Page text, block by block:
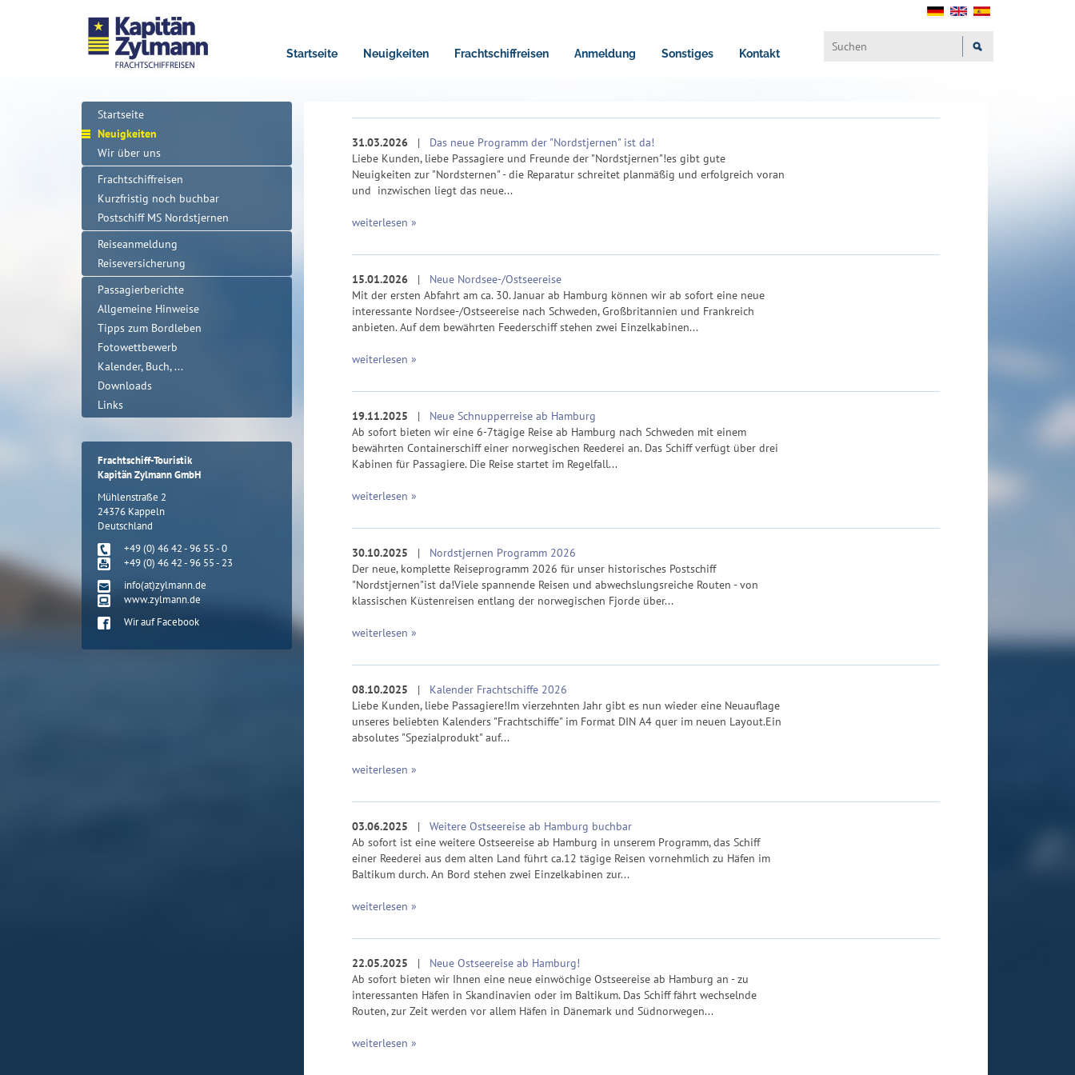
Startseite Neuigkeiten Frachtschiffreisen Anmeldung Sonstiges Kontakt
Startseite
Neuigkeiten
Wir über uns
Frachtschiffreisen
Kurzfristig noch buchbar
Postschiff MS Nordstjernen
Reiseanmeldung
Reiseversicherung
Passagierberichte
Allgemeine Hinweise
Tipps zum Bordleben
Fotowettbewerb
Kalender, Buch, ...
Downloads
Links
Frachtschiff-Touristik
Kapitän Zylmann GmbH
Mühlenstraße 2
24376 Kappeln
Deutschland
+49 (0) 46 42 - 96 55 - 0
+49 (0) 46 42 - 96 55 - 23
info(at)zylmann.de
www.zylmann.de
Wir auf Facebook
31.03.2026| Das neue Programm der "Nordstjernen" ist da!
Liebe Kunden, liebe Passagiere und Freunde der "Nordstjernen"!es gibt gute
Neuigkeiten zur "Nordsternen" - die Reparatur schreitet planmäßig und erfolgreich voran
und inzwischen liegt das neue...
weiterlesen »
15.01.2026| Neue Nordsee-/Ostseereise
Mit der ersten Abfahrt am ca. 30. Januar ab Hamburg können wir ab sofort eine neue
interessante Nordsee-/Ostseereise nach Schweden, Großbritannien und Frankreich
anbieten. Auf dem bewährten Feederschiff stehen zwei Einzelkabinen...
weiterlesen »
19.11.2025 | Neue Schnupperreise ab Hamburg
Ab sofort bieten wir eine 6-7tägige Reise ab Hamburg nach Schweden mit einem
bewährten Containerschiff einer norwegischen Reederei an. Das Schiff verfügt über drei
Kabinen für Passagiere. Die Reise startet im Regelfall...
weiterlesen »
30.10.2025 | Nordstjernen Programm 2026
Der neue, komplette Reiseprogramm 2026 für unser historisches Postschiff
"Nordstjernen"ist da!Viele spannende Reisen und abwechslungsreiche Routen - von
klassischen Küstenreisen entlang der norwegischen Fjorde über...
weiterlesen »
08.10.2025 | Kalender Frachtschiffe 2026
Liebe Kunden, liebe Passagiere!Im vierzehnten Jahr gibt es nun wieder eine Neuauflage
unseres beliebten Kalenders "Frachtschiffe" im Format DIN A4 quer im neuen Layout.Ein
absolutes "Spezialprodukt" auf...
weiterlesen »
03.06.2025 | Weitere Ostseereise ab Hamburg buchbar
Ab sofort ist eine weitere Ostseereise ab Hamburg in unserem Programm, das Schiff
einer Reederei aus dem alten Land führt ca.12 tägige Reisen vornehmlich zu Häfen im
Baltikum durch. An Bord stehen zwei Einzelkabinen zur...
weiterlesen »
22.05.2025 | Neue Ostseereise ab Hamburg!
Ab sofort bieten wir Ihnen eine neue einwöchige Ostseereise ab Hamburg an - zu
interessanten Häfen in Skandinavien oder im Baltikum. Das Schiff fährt wechselnde
Routen, zur Zeit werden vor allem Häfen in Dänemark und Südnorwegen...
weiterlesen »